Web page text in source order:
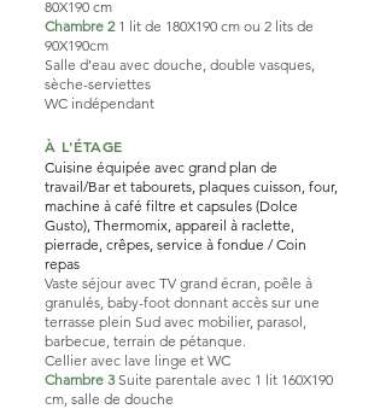
80X190 cm
Chambre 2 1 lit de 180X190 cm ou 2 lits de
90X190cm
Salle d’eau avec douche, double vasques,
sèche-serviettes
WC indépendant
À L'ÉTAGE
Cuisine équipée avec grand plan de
travail/Bar et tabourets, plaques cuisson, four,
machine à café filtre et capsules (Dolce
Gusto), Thermomix, appareil à raclette,
pierrade, crêpes, service à fondue /Coin
repas
Vaste séjour avec TV grand écran, poêle à
granulés, baby-foot donnant accès sur une
terrasse plein Sud avec mobilier, parasol,
barbecue, terrain de pétanque.
Cellier avec lave linge et WC
Chambre 3 Suite parentale avec 1 lit 160X190
cm, salle de douche